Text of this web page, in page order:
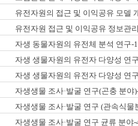
유전자원의 접근 및 이익공유 모델
유전자원 접근 및 이익공유 정보관
자생 동물자원의 유전체 분석 연구-
자생 생물자원의 유전자 다양성 연
자생 생물자원의 유전자 다양성 연
자생생물 조사·발굴 연구(곤충 분야
자생생물 조사·발굴 연구 (관속식물
자생생물 조사·발굴 연구 균류 분야